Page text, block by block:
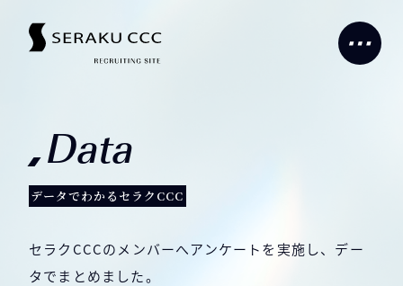
Data
データでわかるセラクCCC
セラクCCCのメンバーへアンケートを実施し、デー
タでまとめました。